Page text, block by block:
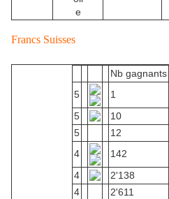
Francs Suisses
Nb gagnants
5
1
5
10
5
12
4
142
4
2'138
4
2'611